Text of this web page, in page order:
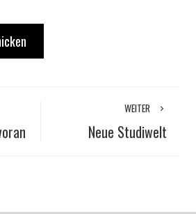
WEITER
Neue Studiwelt